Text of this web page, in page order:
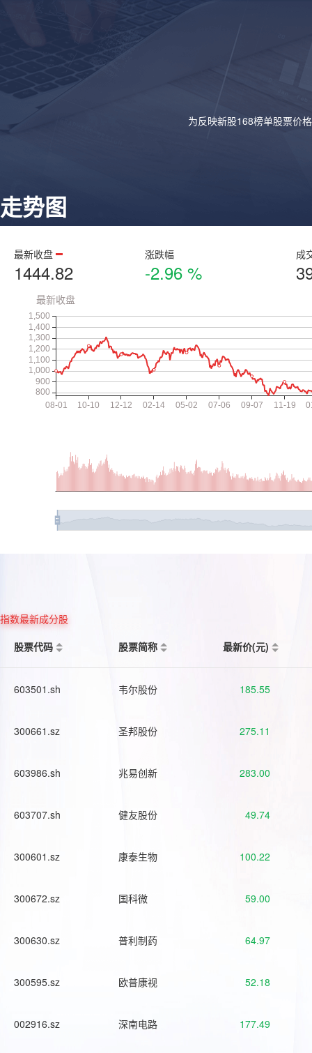
为反映新股168榜单股票价
走势图
最新收盘
1444.82
涨跌幅
-2.96 %
成
指数最新成分股
股票代码
股票简称 最新价(元)
603501.sh 韦尔股份 185.55
300661.sz 圣邦股份 275.11
603986.sh 兆易创新 283.00
603707.sh 健友股份 49.74
300601.sz 康泰生物 100.22
300672.sz 国科微 59.00
300630.sz 普利制药 64.97
300595.sz 欧普康视 52.18
002916.sz 深南电路 177.49